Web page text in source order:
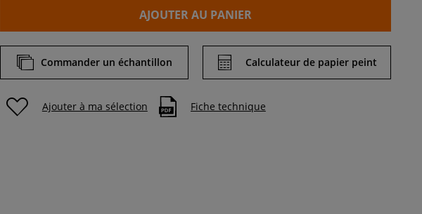
AJOUTER AU PANIER
Commander un échantillon Calculateur de papier peint
Ajouter à ma sélection Fiche technique